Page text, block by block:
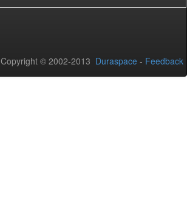
Copyright © 2002-2013 Duraspace - Feedback